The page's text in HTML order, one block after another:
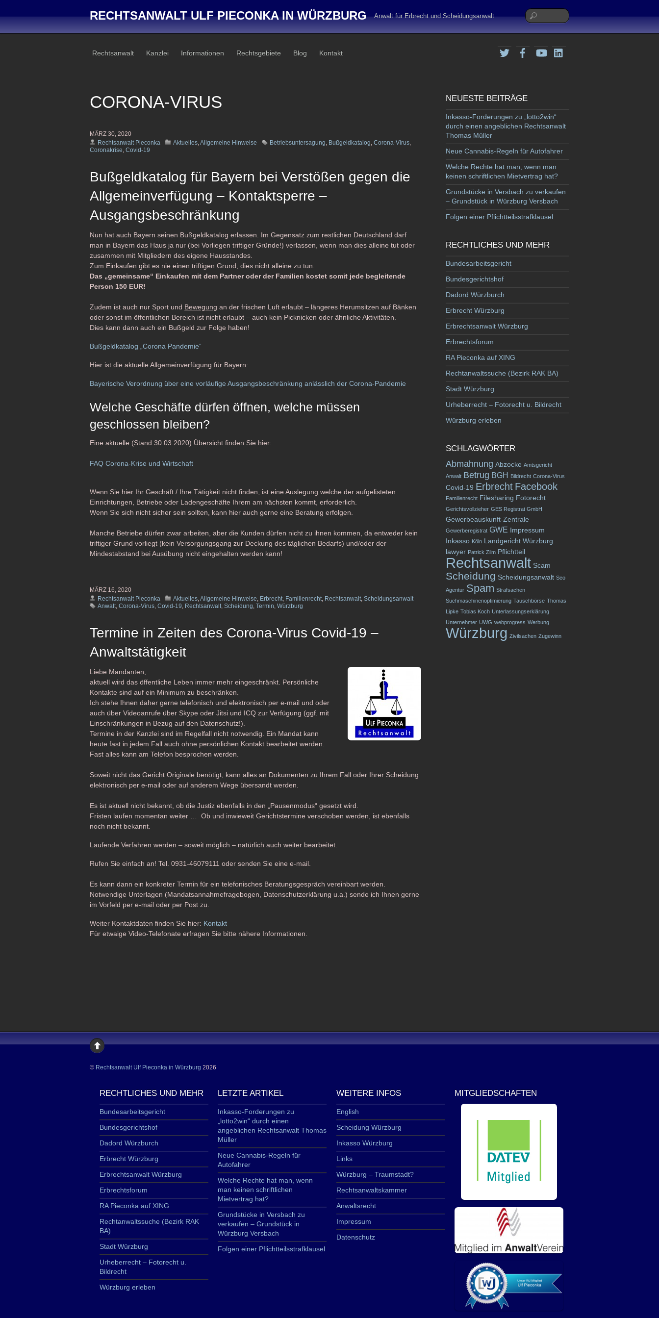
RECHTSANWALT ULF PIECONKA IN WÜRZBURG Anwalt für Erbrecht und Scheidungsanwalt
Rechtsanwalt Kanzlei Informationen Rechtsgebiete Blog Kontakt Twitter FacebookYouTube
CORONA-VIRUS
MÄRZ 30, 2020
Rechtsanwalt Pieconka
Aktuelles,Allgemeine Hinweise Betriebsuntersagung, Bußgeldkatalog, Corona-Virus,
Coronakrise, Covid-19
Bußgeldkatalog für Bayern bei Verstößen gegen die
Allgemeinverfügung – Kontaktsperre –
Ausgangsbeschränkung
Nun hat auch Bayern seinen Bußgeldkatalog erlassen. Im Gegensatz zum restlichen Deutschland darf
man in Bayern das Haus ja nur (bei Vorliegen triftiger Gründe!) verlassen, wenn man dies alleine tut oder
zusammen mit Mitgliedern des eigene Hausstandes.
Zum Einkaufen gibt es nie einen triftigen Grund, dies nicht alleine zu tun.
Das „gemeinsame“ Einkaufen mit dem Partner oder der Familien kostet somit jede begleitende
Person 150 EUR!
Zudem ist auch nur Sport und Bewegung an der frischen Luft erlaubt – längeres Herumsitzen auf Bänken
oder sonst im öffentlichen Bereich ist nicht erlaubt – auch kein Picknicken oder ähnliche Aktivitäten.
Dies kann dann auch ein Bußgeld zur Folge haben!
Bußgeldkatalog „Corona Pandemie“
Hier ist die aktuelle Allgemeinverfügung für Bayern:
Bayerische Verordnung über eine vorläufige Ausgangsbeschränkung anlässlich der Corona-Pandemie
Welche Geschäfte dürfen öffnen, welche müssen
geschlossen bleiben?
Eine aktuelle (Stand 30.03.2020) Übersicht finden Sie hier:
FAQ Corona-Krise und Wirtschaft
Wenn Sie hier Ihr Geschäft / Ihre Tätigkeit nicht finden, ist eine Auslegung welche der aufgelisteten
Einrichtungen, Betriebe oder Ladengeschäfte Ihrem am nächsten kommt, erforderlich.
Wenn Sie sich nicht sicher sein sollten, kann hier auch gerne eine Beratung erfolgen.
Manche Betriebe dürfen zwar arbeiten, aber die Kunden dürfen nicht zu ihnen kommen, da entweder kein
triftiger Grund vorliegt (kein Versorgungsgang zur Deckung des täglichen Bedarfs) und/oder der
Mindestabstand bei Ausübung nicht eingehalten werden kann!
MÄRZ 16, 2020
Rechtsanwalt Pieconka
Aktuelles,Allgemeine Hinweise, Erbrecht, Familienrecht, Rechtsanwalt, Scheidungsanwalt
Anwalt, Corona-Virus, Covid-19, Rechtsanwalt, Scheidung, Termin, Würzburg
Termine in Zeiten des Corona-Virus Covid-19 –
Anwaltstätigkeit
Liebe Mandanten,
aktuell wird das öffentliche Leben immer mehr eingeschränkt. Persönliche
Kontakte sind auf ein Minimum zu beschränken.
Ich stehe Ihnen daher gerne telefonisch und elektronisch per e-mail und oder
auch über Videoanrufe über Skype oder Jitsi und ICQ zur Verfügung (ggf. mit
Einschränkungen in Bezug auf den Datenschutz!).
Termine in der Kanzlei sind im Regelfall nicht notwendig. Ein Mandat kann
heute fast in jedem Fall auch ohne persönlichen Kontakt bearbeitet werden.
Fast alles kann am Telefon besprochen werden.
Soweit nicht das Gericht Originale benötigt, kann alles an Dokumenten zu Ihrem Fall oder Ihrer Scheidung
elektronisch per e-mail oder auf anderem Wege übersandt werden.
Es ist aktuell nicht bekannt, ob die Justiz ebenfalls in den „Pausenmodus“ gesetzt wird.
Fristen laufen momentan weiter … Ob und inwieweit Gerichtstermine verschoben werden, ist ebenfalls
noch nicht bekannt.
Laufende Verfahren werden – soweit möglich – natürlich auch weiter bearbeitet.
Rufen Sie einfach an! Tel. 0931-46079111 oder senden Sie eine e-mail.
Es kann dann ein konkreter Termin für ein telefonisches Beratungsgespräch vereinbart werden.
Notwendige Unterlagen (Mandatsannahmefragebogen, Datenschutzerklärung u.a.) sende ich Ihnen gerne
im Vorfeld per e-mail oder per Post zu.
Weiter Kontaktdaten finden Sie hier: Kontakt
Für etwaige Video-Telefonate erfragen Sie bitte nähere Informationen.
NEUESTE BEITRÄGE
Inkasso-Forderungen zu „lotto2win“
durch einen angeblichen Rechtsanwalt
Thomas Müller
Neue Cannabis-Regeln für Autofahrer
Welche Rechte hat man, wenn man
keinen schriftlichen Mietvertrag hat?
Grundstücke in Versbach zu verkaufen
– Grundstück in Würzburg Versbach
Folgen einer Pflichtteilsstrafklausel
RECHTLICHES UND MEHR
Bundesarbeitsgericht
Bundesgerichtshof
Dadord Würzburch
Erbrecht Würzburg
Erbrechtsanwalt Würzburg
Erbrechtsforum
RA Pieconka auf XING
Rechtanwaltssuche (Bezirk RAK BA)
Stadt Würzburg
Urheberrecht – Fotorecht u. Bildrecht
Würzburg erleben
SCHLAGWÖRTER
Abmahnung Abzocke Amtsgericht
Anwalt Betrug BGH Bildrecht Corona-Virus
Covid-19 Erbrecht Facebook
Familienrecht Filesharing Fotorecht
Gerichtsvollzieher GES Registrat GmbH
Gewerbeauskunft-Zentrale
Gewerberegistrat GWE
Impressum
Inkasso Köln Landgericht Würzburg
lawyer Patrick Zilm Pflichtteil
Rechtsanwalt Scam
Scheidung Scheidungsanwalt Seo
Agentur Spam Strafsachen
Suchmaschinenoptimierung Tauschbörse Thomas
Lipke Tobias Koch Unterlassungserklärung
Unternehmer UWG webprogress Werbung
Würzburg Zivilsachen Zugewinn
© Rechtsanwalt Ulf Pieconka in Würzburg 2026
RECHTLICHES UND MEHR
Bundesarbeitsgericht
Bundesgerichtshof
Dadord Würzburch
Erbrecht Würzburg
Erbrechtsanwalt Würzburg
Erbrechtsforum
RA Pieconka auf XING
Rechtanwaltssuche (Bezirk RAK
BA)
Stadt Würzburg
Urheberrecht – Fotorecht u.
Bildrecht
Würzburg erleben
LETZTE ARTIKEL
Inkasso-Forderungen zu
„lotto2win“ durch einen
angeblichen Rechtsanwalt Thomas
Müller
Neue Cannabis-Regeln für
Autofahrer
Welche Rechte hat man, wenn
man keinen schriftlichen
Mietvertrag hat?
Grundstücke in Versbach zu
verkaufen – Grundstück in
Würzburg Versbach
Folgen einer Pflichtteilsstrafklausel
WEITERE INFOS
English
Scheidung Würzburg
Inkasso Würzburg
Links
Würzburg – Traumstadt?
Rechtsanwaltskammer
Anwaltsrecht
Impressum
Datenschutz
MITGLIEDSCHAFTEN